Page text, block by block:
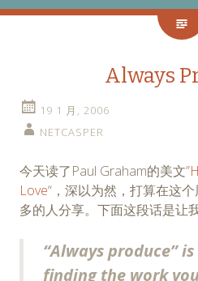
Always
19 1 月, 2006
NETCASPER
今天读了Paul Graham的美文”
Love“，深以为然，打算在这
多的人分享。下面这段话是让
“Always produce”
finding the work